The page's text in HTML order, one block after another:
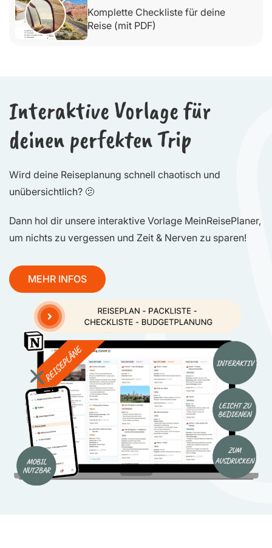
Komplette Checkliste für deine
Reise (mit PDF)
Interaktive Vorlage für
deinen perfekten Trip
Wird deine Reiseplanung schnell chaotisch und
unübersichtlich? 🫤
Dann hol dir unsere interaktive Vorlage MeinReisePlaner,
um nichts zu vergessen und Zeit & Nerven zu sparen!
MEHR INFOS